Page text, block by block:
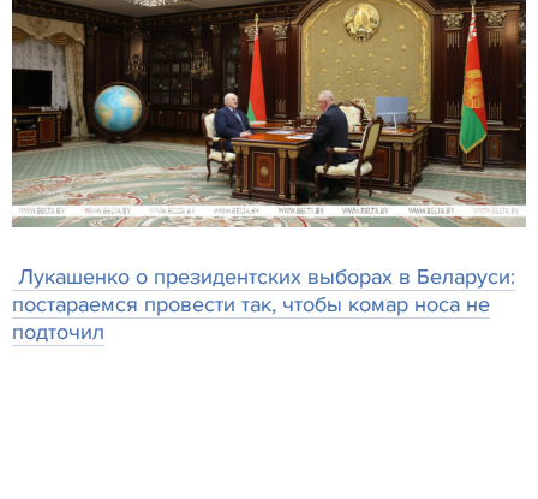
Лукашенко о президентских выборах в Беларуси:
постараемся провести так, чтобы комар носа не
подточил